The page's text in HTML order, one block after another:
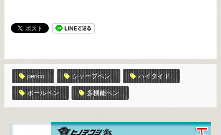
penco シャープペン ハイタイド
ボールペン 多機能ペン